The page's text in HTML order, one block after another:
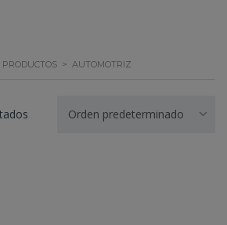
PRODUCTOS > AUTOMOTRIZ
Orden predeterminado